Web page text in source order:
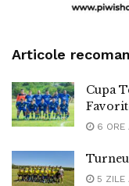
Articole
Cupa
6 ORE
5 ZILE